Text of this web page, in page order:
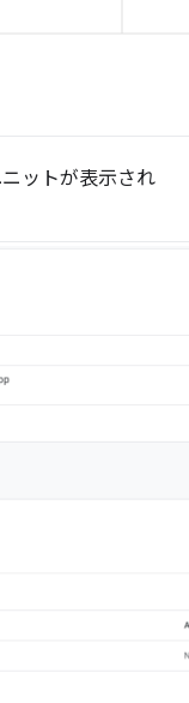
ットが表示され